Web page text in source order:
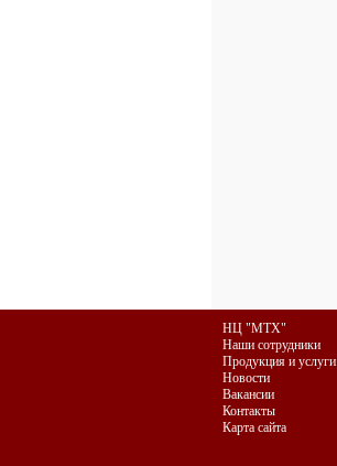
НЦ "МТХ"
Наши сотрудники
Продукция и услуги
Новости
Вакансии
Контакты
Карта сайта